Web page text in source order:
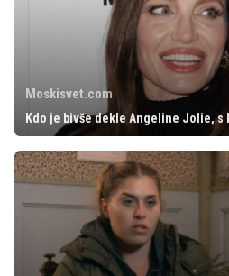
Moskisvet.com
Kdo je bivše dekle Angeline Jolie, s